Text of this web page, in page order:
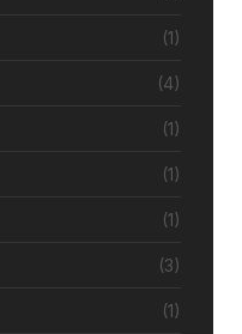
(1)
(4)
(1)
(1)
(1)
(3)
(1)